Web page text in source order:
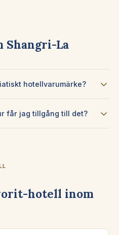
Shangri-La
hotellvarumärke?
får jag tillgång till det?
hotell inom